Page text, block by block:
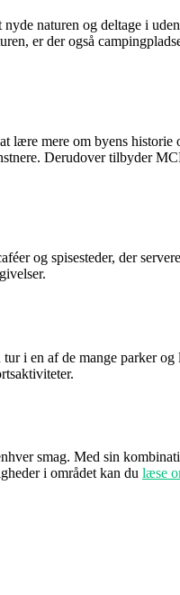
naturen og deltage i
er der også
lære mere om byens
Derudover tilbyder
og spisesteder, der
i en af de mange parker
smag. Med sin
i området kan du læse